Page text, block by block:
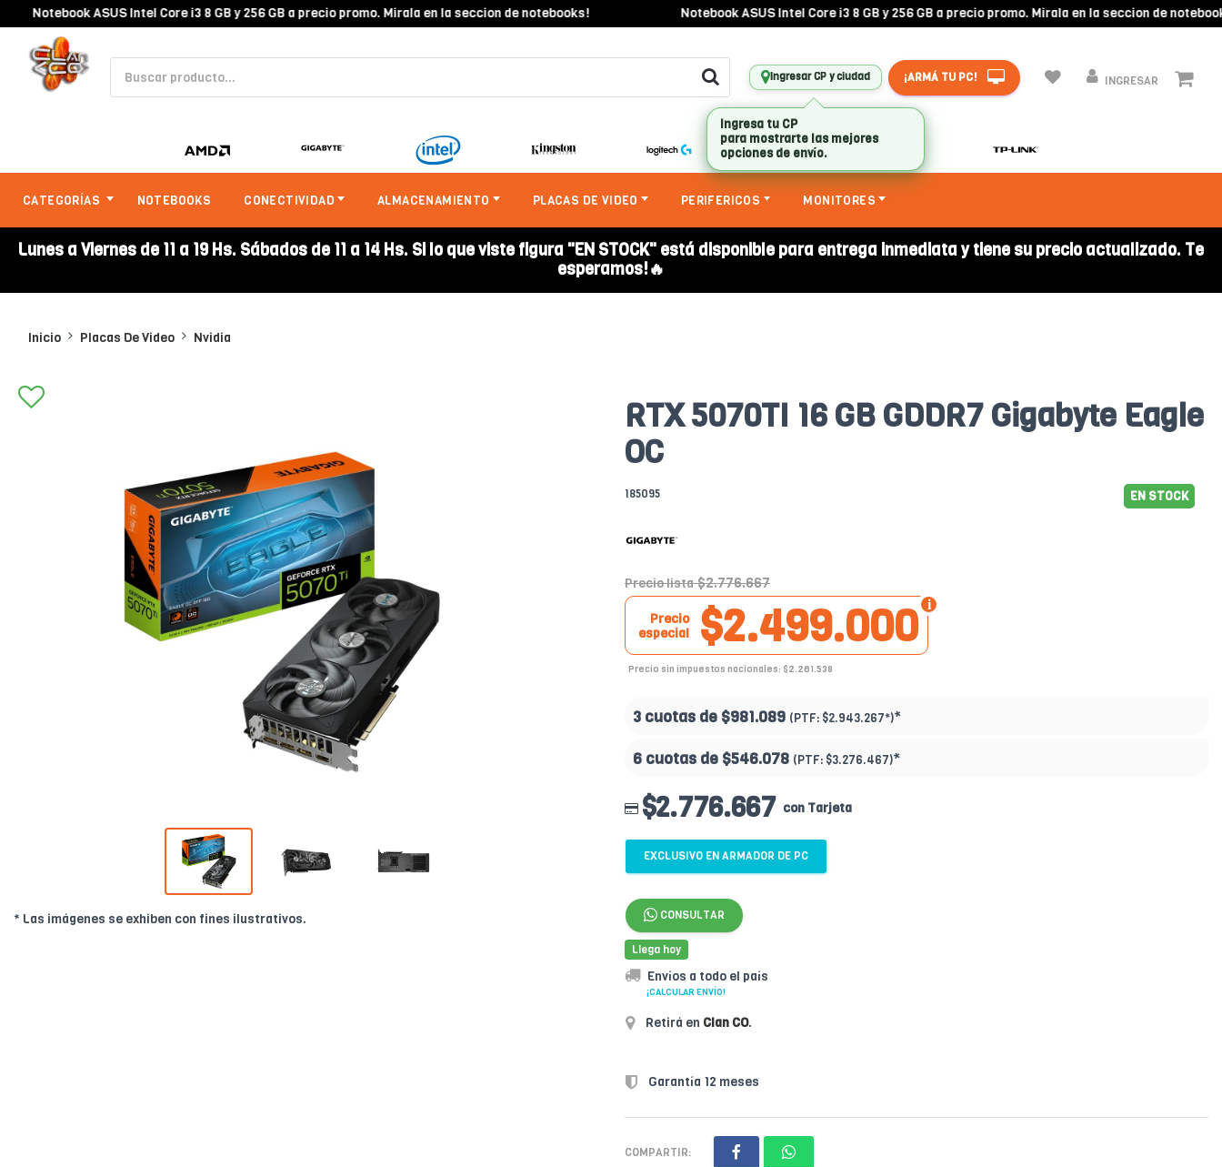
Notebook ASUS Intel Core i3 8 GB y 256 GB a precio promo. Mirala en la seccion de notebooks! Notebook ASUS Intel Core i3 8 GB y 256 GB a precio promo. Mirala en la seccion de notebooks!
Ingresar CP y ciudad ¡ARMÁ TU PC! INGRESAR
CATEGORÍAS NOTEBOOKS CONECTIVIDAD ALMACENAMIENTO PLACAS DE VIDEO PERIFERICOS MONITORES
Lunes a Viernes de 11 a 19 Hs. Sábados de 11 a 14 Hs. Si lo que viste figura "EN STOCK" está disponible para entrega inmediata y tiene su precio actualizado. Te
esperamos!🔥
Inicio Placas De Video Nvidia
* Las imágenes se exhiben con fines ilustrativos.
RTX 5070TI 16 GB GDDR7 Gigabyte Eagle
OC
185095 EN STOCK
Precio lista $2.776.667
$2.499.000
Precio
especial
Precio sin impuestos nacionales: $2.261.538
3 cuotas de $981.089 (PTF: $2.943.267*)*
6 cuotas de $546.078 (PTF: $3.276.467)*
$2.776.667 con Tarjeta
EXCLUSIVO EN ARMADOR DE PC
CONSULTAR
Llega hoy
Envíos a todo el país
¡CALCULAR ENVÍO!
Retirá en Clan CO.
Garantía 12 meses
COMPARTIR: